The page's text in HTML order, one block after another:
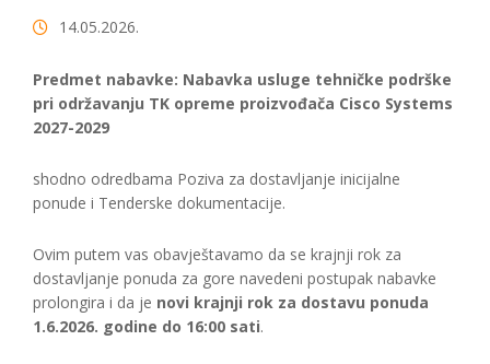
14.05.2026.
Predmet nabavke: Nabavka usluge tehničke podrške
pri održavanju TK opreme proizvođača Cisco Systems
2027-2029
shodno odredbama Poziva za dostavljanje inicijalne
ponude i Tenderske dokumentacije.
Ovim putem vas obavještavamo da se krajnji rok za
dostavljanje ponuda za gore navedeni postupak nabavke
prolongira i da je novi krajnji rok za dostavu ponuda
1.6.2026. godine do 16:00 sati.